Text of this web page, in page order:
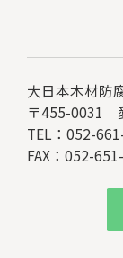
大日本木材防
〒455-0031
TEL：052-
FAX：052-